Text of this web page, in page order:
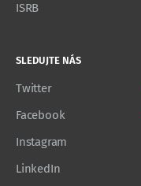
ISRB
SLEDUJTE NÁS
Twitter
Facebook
Instagram
LinkedIn